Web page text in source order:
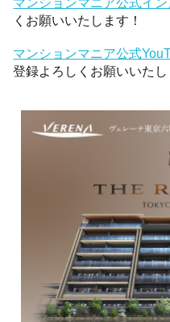
くお願いいたします！
マンションマニア公式
登録よろしくお願いいたし